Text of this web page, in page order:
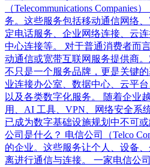
（Telecommunications
务。这些服务包括移动通信网络
定电话服务、企业网络连接、云
中心连接等。 对于普通消费者而
动通信或宽带互联网服务提供商
不只是一个服务品牌，更是关键
业连接办公室、数据中心、云平
以及各类数字化服务。 随着企业
用、AI 工具、VPN、网络安全系
已成为数字基础设施规划中不可
公司是什么？ 电信公司（Telco
的企业。这些服务让个人、设备
离进行通信与连接。 一家电信公